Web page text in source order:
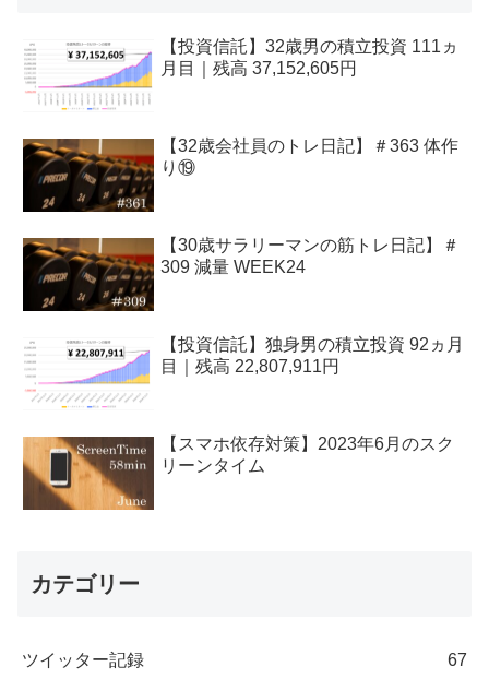
【投資信託】32歳男の積立投資 111ヵ
月目｜残高 37,152,605円
【32歳会社員のトレ日記】＃363 体作
り⑲
【30歳サラリーマンの筋トレ日記】＃
309 減量 WEEK24
【投資信託】独身男の積立投資 92ヵ月
目｜残高 22,807,911円
【スマホ依存対策】2023年6月のスク
リーンタイム
カテゴリー
ツイッター記録 67